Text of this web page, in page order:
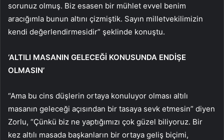
sorunuz olmuş. Biz esasen bir mühlet evvel benim
aracığımla bunun altını çizmiştik. Sayın milletvekilimizin
kendi değerlendirmesidir” şeklinde konuştu.
‘ALTILI MASANIN GELECEĞİ KONUSUNDA ENDİŞE
OLMASIN’
“Ama bu cins düşlerin ortaya konuluyor olması altılı
masanın geleceği açısından bir tasaya sevk etmesin” diyen
Zorlu, “Çünkü biz ne yaptığımızı çok güzel biliyoruz. Bir
kez altılı masada başkanların bir ortaya geliş biçimi,